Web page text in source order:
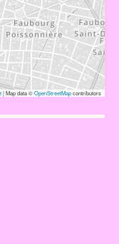
|Map data ©OpenStreetMapcontributors